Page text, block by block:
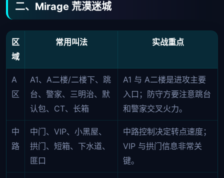
二、Mirage 荒漠迷城
区
域
常用叫法 实战重点
A
区
A1、A二楼/二楼下、跳
台、警家、三明治、默
认包、CT、长箱
A1 与 A二楼是进攻主要
入口；防守方要注意跳台
和警家交叉火力。
中
路
中门、VIP、小黑屋、
拱门、短箱、下水道、
匪口
中路控制决定转点速度；
VIP 与拱门信息非常关
键。